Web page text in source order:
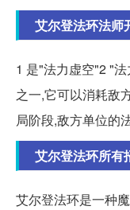
艾尔登法环法师
1 是"法力虚空"2 "
之一,它可以消耗敌
局阶段,敌方单位的
艾尔登法环所有
艾尔登法环是一种